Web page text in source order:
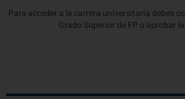
Para acceder a la carrera universitaria debes
Grado Superior de FP o aprobar la